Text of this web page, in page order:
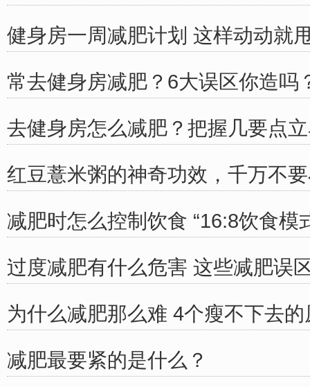
健身房一周减肥计划 这样动动就
常去健身房减肥？6大误区你造吗
去健身房怎么减肥？把握几要点
红豆薏米粥的神奇功效，千万不
减肥时怎么控制饮食 “16:8饮食模
过度减肥有什么危害 这些减肥误
为什么减肥那么难 4个瘦不下去的
减肥最要紧的是什么？